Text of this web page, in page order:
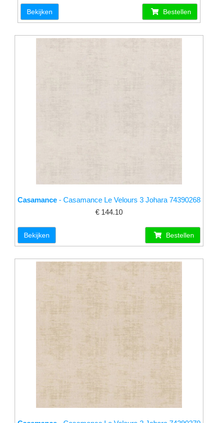
Bekijken Bestellen
Casamance - Casamance Le Velours 3 Johara 74390268
€ 144.10
Bekijken Bestellen